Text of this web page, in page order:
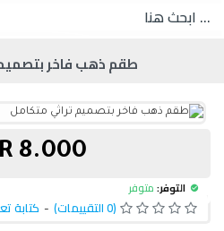
طقم ذهب فاخر
التوفر: متوفر
(0 التقييمات) - كتابة
8.000 OMR